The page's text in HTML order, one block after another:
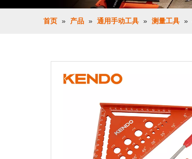
首页 » 产品 » 通用手动工具 » 测量工具 »